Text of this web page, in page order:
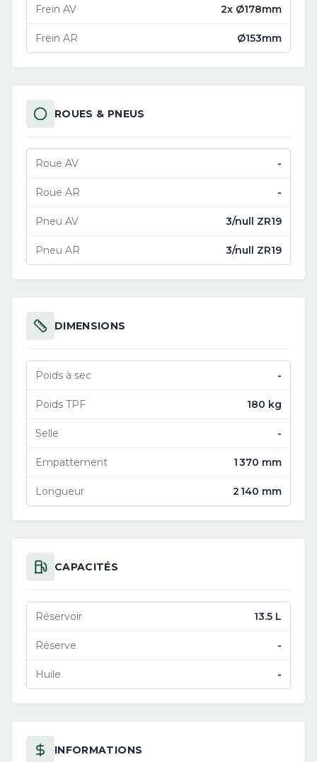
Frein AV 2x Ø178mm
Frein AR Ø153mm
ROUES & PNEUS
Roue AV -
Roue AR -
Pneu AV 3/null ZR19
Pneu AR 3/null ZR19
DIMENSIONS
Poids à sec -
Poids TPF 180 kg
Selle -
Empattement 1 370 mm
Longueur 2 140 mm
CAPACITÉS
Réservoir 13.5 L
Réserve -
Huile -
INFORMATIONS